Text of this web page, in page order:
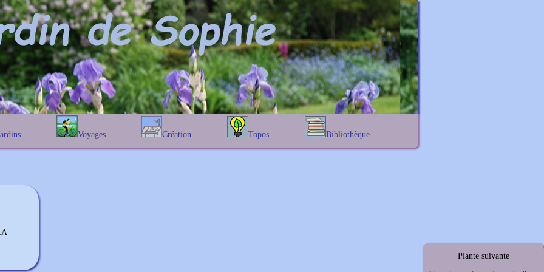
Voyages
En Belgique
Création
Prairies fleuries
Topos
Les chênes
Bibliothèque
Lexique noms propres
Plante suivante